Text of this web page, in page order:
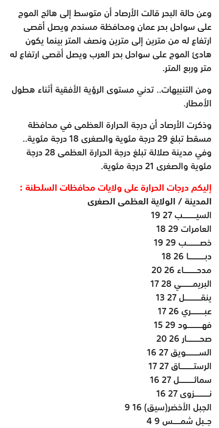
وعن حالة البحر قالت الأرصاد أن متوسط إلى هائج الموج
على سواحل بحر عمان ومحافظة مسندم ويصل أقصى
ارتفاع له من مترين إلى مترين ونصف المتر بينما يكون
هادئ الموج على سواحل بحر العرب ويصل أقصى ارتفاع له
متر وربع المتر.
ومن التنبيهات.. تدني مستوى الرؤية الأفقية أثناء هطول
الأمطار.
وذكرت الأرصاد أن درجة الحرارة العظمى في محافظة
مسقط تبلغ 29 درجة مئوية والصغرى 18 درجة مئوية..
وفي مدينة صلالة تبلغ درجة الحرارة العظمى 28 درجة
مئوية والصغرى 21 درجة مئوية
.
إليكم درجات الحرارة على ولايات محافظات السلطنة :
المدينة / الولاية العظمى الصغرى
السيـــــــــب 27 19
العامرات 29 18
خصـــــــــب 29 19
دبـــــــــــا 26 18
مدحـــــــــاء 26 20
البريمــــــــي 28 17
ينقـــــــــــل 27 13
عبـــــــــري 26 17
فهــــــــــود 29 15
صحـــــــــار 26 20
الســـــــــويق 27 16
الرستـــــــــاق 27 17
سمائــــــــــل 27 16
نــــــــــزوى 27 16
الجبل الأخضر(سيق) 16 9
جــبل شمـــــس 9 4